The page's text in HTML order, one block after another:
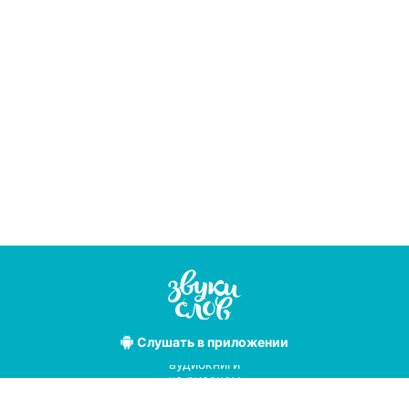
Слушатьв приложении
Лучшие
аудиокниги
на русском